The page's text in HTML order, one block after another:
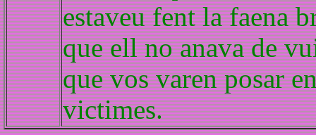
estaveu fent la faena
que ell no anava de
que vos varen posar
victimes.